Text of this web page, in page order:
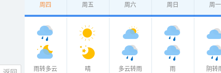
周四 周五 周六 周日 周一
雨转多云 晴 多云转雨 雨 阴转